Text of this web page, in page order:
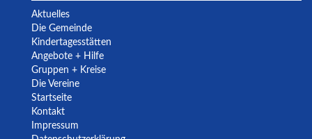
Aktuelles
Die Gemeinde
Kindertagesstätten
Angebote + Hilfe
Gruppen + Kreise
Die Vereine
Startseite
Kontakt
Impressum